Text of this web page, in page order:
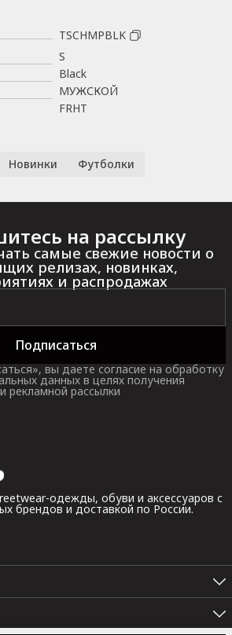
TSCHMPBLK
S
Black
МУЖСКОЙ
FRHT
Новинки Футболки
на рассылку
самые свежие новости о
релизах, новинках,
и распродажах
Подписаться
вы даете согласие на обработку
данных в целях получения
рекламной рассылки
одежды, обуви и аксессуаров с
брендов и доставкой по России.
пр. 35В, 2 этаж (Пн.-Вс.: 10:00 -
реки Карповки, 10 (Пн.-Вс.: 12:00